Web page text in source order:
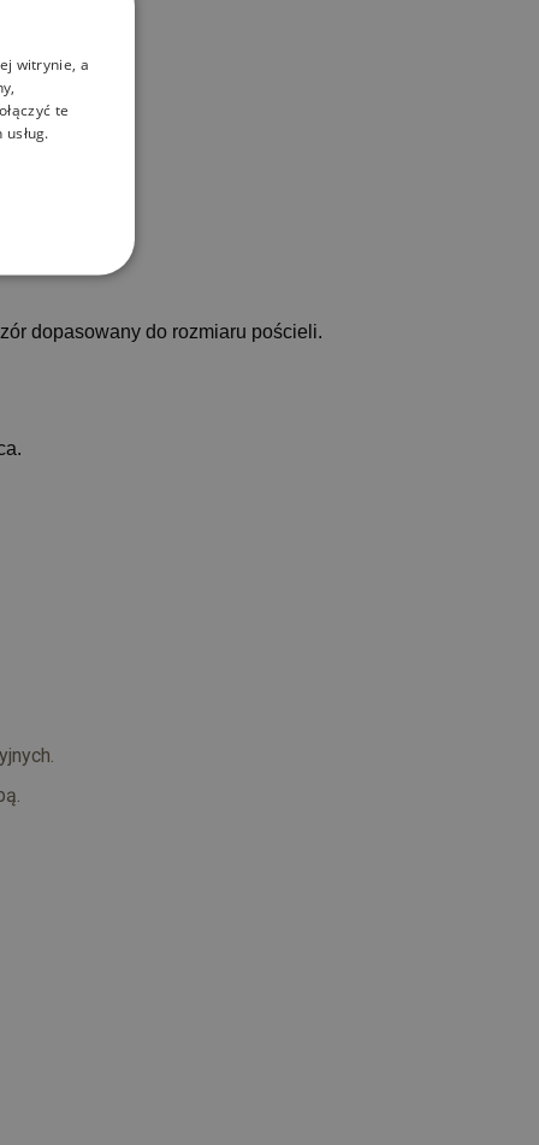
dopasowany do rozmiaru pościeli.
witrynie, a
te